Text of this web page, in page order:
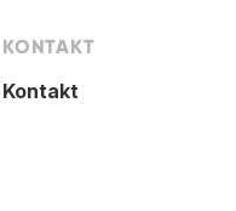
KONTAKT
Kontakt